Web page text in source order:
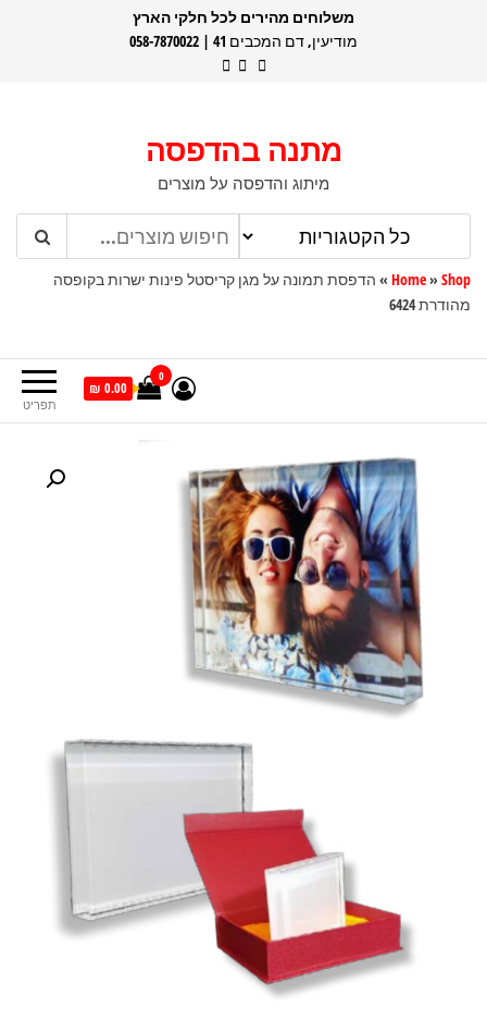
משלוחים מהירים לכל חלקי הארץ
מודיעין, דם המכבים 41 | 058-7870022
מתנה בהדפסה
מיתוג והדפסה על מוצרים
Home» Shop
» הדפסת תמונה על מגן קריסטל פינות ישרות בקופסה
מהודרת 6424
תפריט
0
0.00 ₪